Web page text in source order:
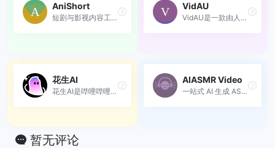
AniShort
短剧与影视内容工业化生产AI...
VidAU
VidAU是一款由人工智能驱动的...
花生AI
花生AI是哔哩哔哩官方推出的智能助手，助力创作与互动体验。
AIASMR Video
一站式 AI 生成 ASMR 视频的...
暂无评论